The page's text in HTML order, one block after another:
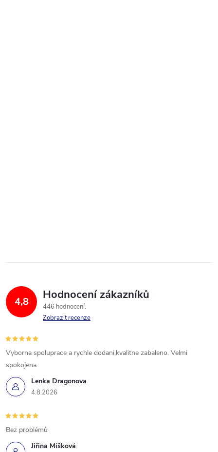
4,8 Hodnocení zákazníků
446 hodnocení
Zobrazit recenze
Lenka Dragonova
4.8.2026
Vyborna spoluprace a rychle dodani,kvalitne zabaleno. Velmi
spokojena
Jiřina Míšková
Bez problémů